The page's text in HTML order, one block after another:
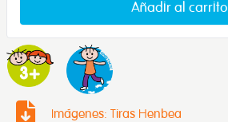
Añadir al carrito
Imágenes: Tiras Henbea